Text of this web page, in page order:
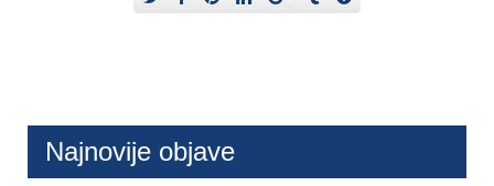
Najnovije objave